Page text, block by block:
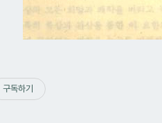
구독하기